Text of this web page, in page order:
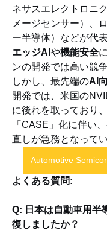
ネサスエレクトロニ
メージセンサー）、
ー半導体）などが代
エッジAI や機能安全
ンの開発では高い競
しかし、最先端のAI
開発では、米国の
に後れを取っており
「CASE」化に伴い
直しが急務となってい
Automotive
よくある質問:
Q: 日本は自動車用半
復しましたか？